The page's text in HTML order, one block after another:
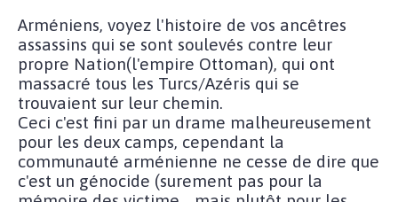
Arméniens, voyez l'histoire de vos ancêtres
assassins qui se sont soulevés contre leur
propre Nation(l'empire Ottoman), qui ont
massacré tous les Turcs/Azéris qui se
trouvaient sur leur chemin.
Ceci c'est fini par un drame malheureusement
pour les deux camps, cependant la
communauté arménienne ne cesse de dire que
c'est un génocide (surement pas pour la